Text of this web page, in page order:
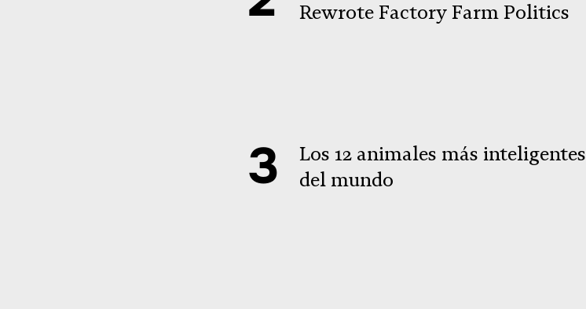
Rewrote Factory Farm Politics
Los 12 animales más inteligentes
del mundo